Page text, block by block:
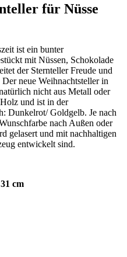
für Nüsse
ist ein bunter
mit Nüssen, Schokolade
der Sternteller Freude und
neue Weihnachtsteller in
nicht aus Metall oder
und ist in der
Dunkelrot/ Goldgelb. Je nach
nach Außen oder
gelasert und mit nachhaltigen
entwickelt sind.
cm